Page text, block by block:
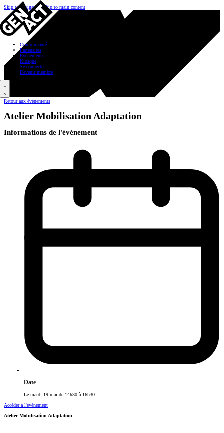
Skip to navigation Skip to main content
Communauté
Partenaires
Événements
Kiosque
Se connecter
Devenir membre
Retour aux événements
Atelier Mobilisation Adaptation
Informations de l'événement
Date
Le mardi 19 mai de 14h30 à 16h30
Accéder à l'événement
Atelier Mobilisation Adaptation